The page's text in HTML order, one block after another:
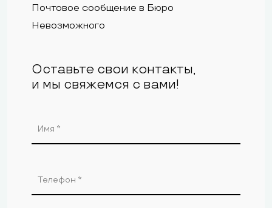
Почтовое сообщение в Бюро
Невозможного
Оставьте свои контакты,
и мы свяжемся с вами!